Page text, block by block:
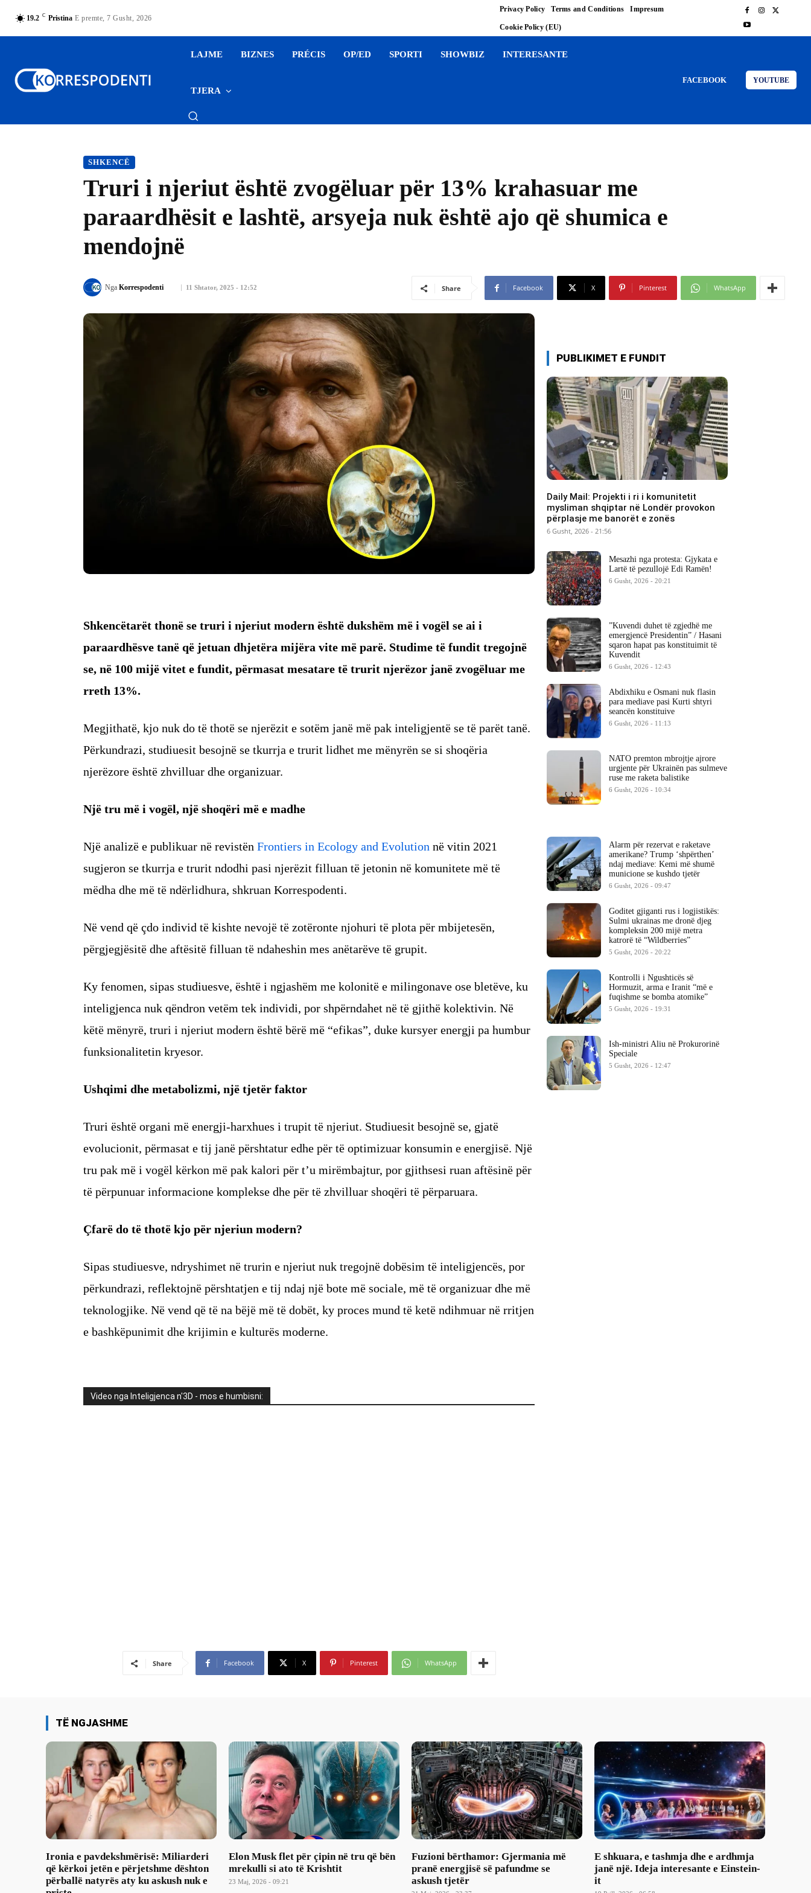
19.2 C Pristina E premte, 7 Gusht, 2026
Privacy Policy Terms and Conditions Impresum
Cookie Policy (EU)
LAJME BIZNES PRÉCIS OP/ED SPORTI SHOWBIZ INTERESANTE
TJERA
FACEBOOK YOUTUBE
SHKENCË
Truri i njeriut është zvogëluar për 13% krahasuar me
paraardhësit e lashtë, arsyeja nuk është ajo që shumica e
mendojnë
11 Shtator, 2025 - 12:52
Nga Korrespodenti Share Facebook X Pinterest WhatsApp
Shkencëtarët thonë se truri i njeriut modern është dukshëm më i vogël se ai i
paraardhësve tanë që jetuan dhjetëra mijëra vite më parë. Studime të fundit tregojnë
se, në 100 mijë vitet e fundit, përmasat mesatare të trurit njerëzor janë zvogëluar me
rreth 13%.
Megjithatë, kjo nuk do të thotë se njerëzit e sotëm janë më pak inteligjentë se të parët tanë.
Përkundrazi, studiuesit besojnë se tkurrja e trurit lidhet me mënyrën se si shoqëria
njerëzore është zhvilluar dhe organizuar.
Një tru më i vogël, një shoqëri më e madhe
Një analizë e publikuar në revistën Frontiers in Ecology and Evolution në vitin 2021
sugjeron se tkurrja e trurit ndodhi pasi njerëzit filluan të jetonin në komunitete më të
mëdha dhe më të ndërlidhura, shkruan Korrespodenti.
Në vend që çdo individ të kishte nevojë të zotëronte njohuri të plota për mbijetesën,
përgjegjësitë dhe aftësitë filluan të ndaheshin mes anëtarëve të grupit.
Ky fenomen, sipas studiuesve, është i ngjashëm me kolonitë e milingonave ose bletëve, ku
inteligjenca nuk qëndron vetëm tek individi, por shpërndahet në të gjithë kolektivin. Në
këtë mënyrë, truri i njeriut modern është bërë më “efikas”, duke kursyer energji pa humbur
funksionalitetin kryesor.
Ushqimi dhe metabolizmi, një tjetër faktor
Truri është organi më energji-harxhues i trupit të njeriut. Studiuesit besojnë se, gjatë
evolucionit, përmasat e tij janë përshtatur edhe për të optimizuar konsumin e energjisë. Një
tru pak më i vogël kërkon më pak kalori për t’u mirëmbajtur, por gjithsesi ruan aftësinë për
të përpunuar informacione komplekse dhe për të zhvilluar shoqëri të përparuara.
Çfarë do të thotë kjo për njeriun modern?
Sipas studiuesve, ndryshimet në trurin e njeriut nuk tregojnë dobësim të inteligjencës, por
përkundrazi, reflektojnë përshtatjen e tij ndaj një bote më sociale, më të organizuar dhe më
teknologjike. Në vend që të na bëjë më të dobët, ky proces mund të ketë ndihmuar në rritjen
e bashkëpunimit dhe krijimin e kulturës moderne.
Video nga Inteligjenca n'3D - mos e humbisni:
Share Facebook X Pinterest WhatsApp
PUBLIKIMET E FUNDIT
Daily Mail: Projekti i ri i komunitetit
mysliman shqiptar në Londër provokon
përplasje me banorët e zonës
6 Gusht, 2026 - 21:56
Mesazhi nga protesta: Gjykata e
Lartë të pezullojë Edi Ramën!
6 Gusht, 2026 - 20:21
​”Kuvendi duhet të zgjedhë me
emergjencë Presidentin” / Hasani
sqaron hapat pas konstituimit të
Kuvendit
6 Gusht, 2026 - 12:43
Abdixhiku e Osmani nuk flasin
para mediave pasi Kurti shtyri
seancën konstituive
6 Gusht, 2026 - 11:13
NATO premton mbrojtje ajrore
urgjente për Ukrainën pas sulmeve
ruse me raketa balistike
6 Gusht, 2026 - 10:34
Alarm për rezervat e raketave
amerikane? Trump ‘shpërthen’
ndaj mediave: Kemi më shumë
municione se kushdo tjetër
6 Gusht, 2026 - 09:47
Goditet gjiganti rus i logjistikës:
Sulmi ukrainas me dronë djeg
kompleksin 200 mijë metra
katrorë të “Wildberries”
5 Gusht, 2026 - 20:22
Kontrolli i Ngushticës së
Hormuzit, arma e Iranit “më e
fuqishme se bomba atomike”
5 Gusht, 2026 - 19:31
Ish-ministri ​Aliu në Prokurorinë
Speciale
5 Gusht, 2026 - 12:47
TË NGJASHME
Ironia e pavdekshmërisë: Miliarderi
që kërkoi jetën e përjetshme dështon
përballë natyrës aty ku askush nuk e
Elon Musk flet për çipin në tru që bën
mrekulli si ato të Krishtit
23 Maj, 2026 - 09:21
Fuzioni bërthamor: Gjermania më
pranë energjisë së pafundme se
askush tjetër
E shkuara, e tashmja dhe e ardhmja
janë një. Ideja interesante e Einstein-
it